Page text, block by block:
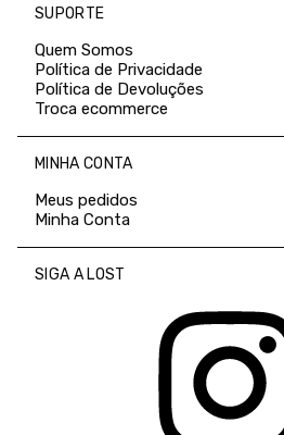
SUPORTE
Quem Somos
Política de Privacidade
Política de Devoluções
Troca ecommerce
MINHA CONTA
Meus pedidos
Minha Conta
SIGA A LOST